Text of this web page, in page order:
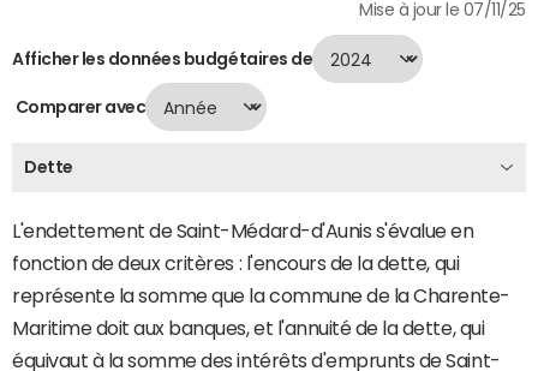
Mise à jour le 07/11/25
Afficher les données budgétaires de
Comparer avec
Dette
L'endettement de Saint-Médard-d'Aunis s'évalue en
fonction de deux critères : l'encours de la dette, qui
représente la somme que la commune de la Charente-
Maritime doit aux banques, et l'annuité de la dette, qui
équivaut à la somme des intérêts d'emprunts de Saint-